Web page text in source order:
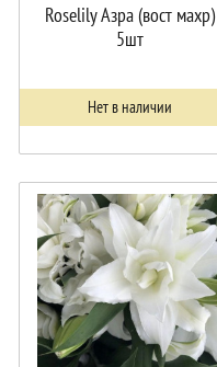
Roselily Азра (вост махр)
5шт
Нет в наличии